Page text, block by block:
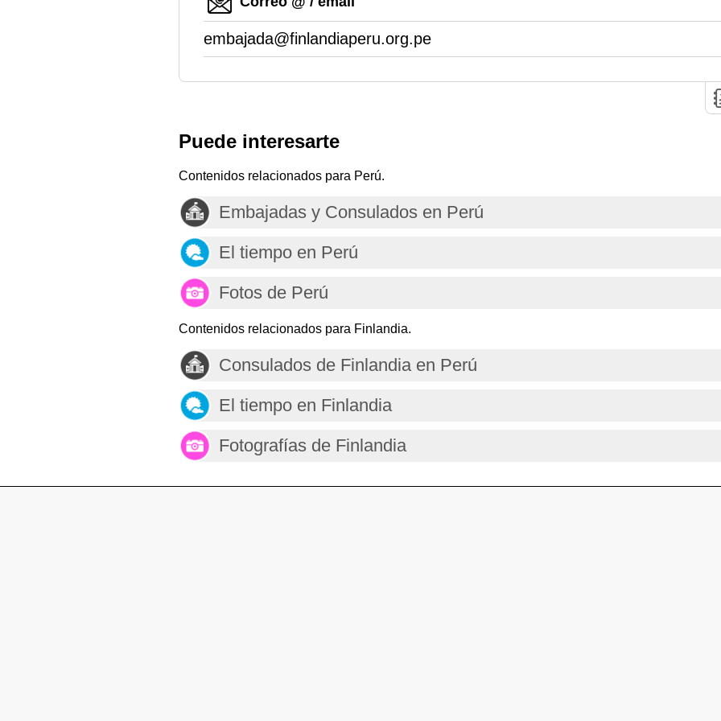
embajada@finlandiaperu.org.pe
Puede interesarte
Contenidos relacionados para Perú.
Embajadas y Consulados en Perú
El tiempo en Perú
Fotos de Perú
Contenidos relacionados para Finlandia.
Consulados de Finlandia en Perú
El tiempo en Finlandia
Fotografías de Finlandia